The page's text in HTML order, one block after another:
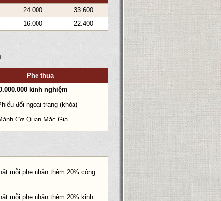
24.000
33.600
16.000
22.400
Phe thua
kinh nghiệm
đổi ngoại trang (khóa)
Cơ Quan Mặc Gia
mỗi phe nhận thêm 20% công
mỗi phe nhận thêm 20% kinh